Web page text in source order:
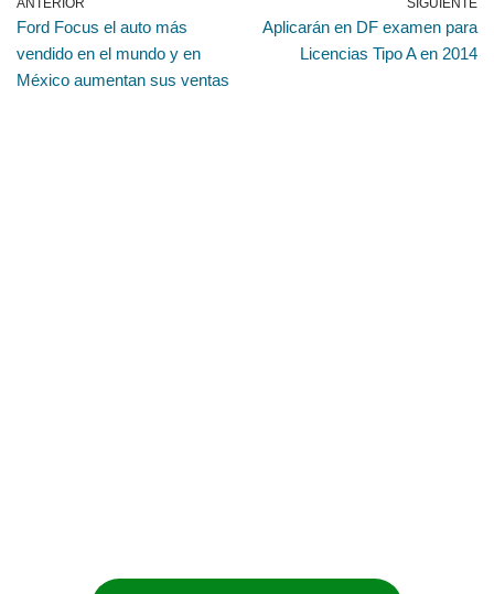
Ford Focus el auto más
vendido en el mundo y en
México aumentan sus ventas
Aplicarán en DF examen para
Licencias Tipo A en 2014